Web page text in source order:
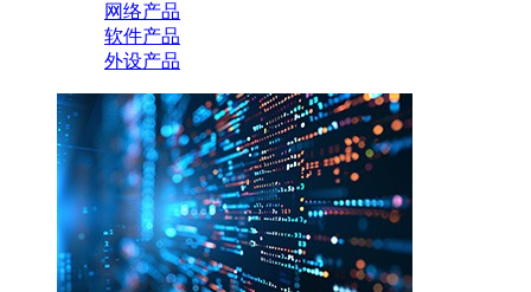
网络产品
软件产品
外设产品